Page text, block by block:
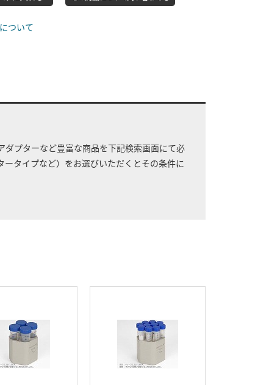
ついて
プターなど豊富な商品を下記検索画面にて必
タイプなど）をお選びいただくとその条件に